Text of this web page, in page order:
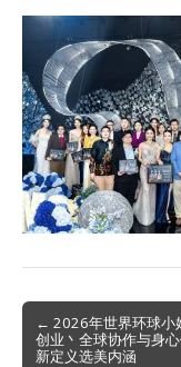
Post
navigation
← 2026年世界环球小
创业丶全球协作与身
新定义选美内涵